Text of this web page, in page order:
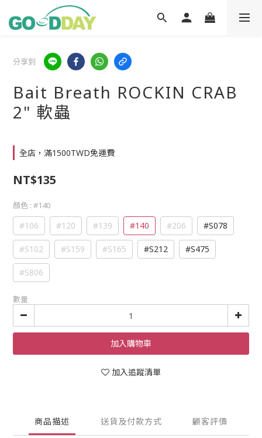
分享到
Bait Breath ROCKIN CRAB
2" 軟蟲
全店，滿1500TWD免運費
NT$135
顏色 : #140
#106 #120 #139 #140 #206 #S078
#S102 #S159 #S165 #S212 #S475
#S806
數量
加入購物車
加入追蹤清單
商品描述 送貨及付款方式 顧客評價